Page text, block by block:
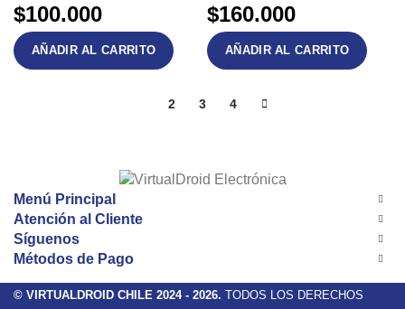
$100.000
AÑADIR AL CARRITO
$160.000
AÑADIR AL CARRITO
2 3 4
Menú Principal
Atención al Cliente
Síguenos
Métodos de Pago
© VIRTUALDROID CHILE 2024 - 2026. TODOS LOS DERECHOS